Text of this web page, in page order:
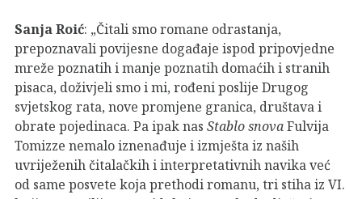
Sanja Roić: „Čitali smo romane odrastanja,
prepoznavali povijesne događaje ispod pripovjedne
mreže poznatih i manje poznatih domaćih i stranih
pisaca, doživjeli smo i mi, rođeni poslije Drugog
svjetskog rata, nove promjene granica, društava i
obrate pojedinaca. Pa ipak nas Stablo snovaFulvija
Tomizze nemalo iznenađuje i izmješta iz naših
uvriježenih čitalačkih i interpretativnih navika već
od same posvete koja prethodi romanu, tri stiha iz VI.